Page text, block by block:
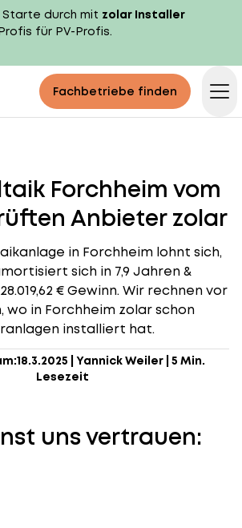
Starte durch mit zolar Installer
für PV-Profis.
Fachbetriebe finden
Forchheim vom
Anbieter zolar
in Forchheim lohnt sich,
sich in 7,9 Jahren &
€ Gewinn. Wir rechnen vor
wo in Forchheim zolar schon
installiert hat.
18.3.2025 Yannick Weiler| 5 Min.
Lesezeit
uns vertrauen: